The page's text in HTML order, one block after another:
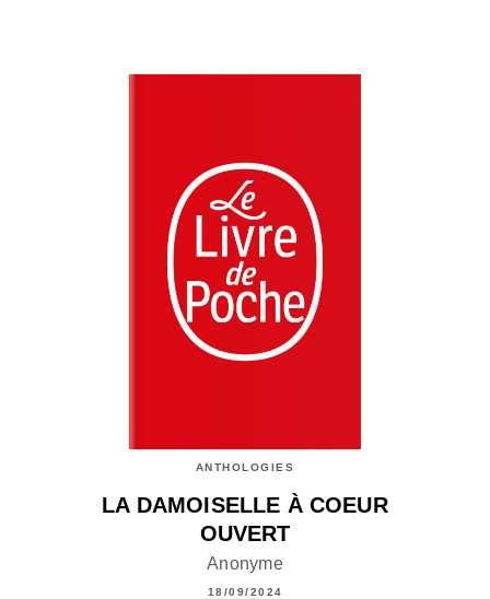
ANTHOLOGIES
LA DAMOISELLE À COEUR
OUVERT
Anonyme
18/09/2024